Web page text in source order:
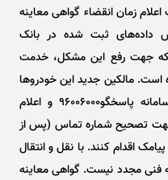
زمان انقضاء گواهی معاینه
داده‌های ثبت شده در بانک
که جهت رفع این مشکل، خدمت
مالکین جدید این خودرو‌ها
می‌توانند نسبت به تماس با شماره سامانه پاسخگو۹۶۰۰۶۰۰۰ و اعلام
جهت تصحیح شماره تماس (پس از
اقدام کنند. با نقل و انتقال
فنی مجدد نیست. گواهی معاینه